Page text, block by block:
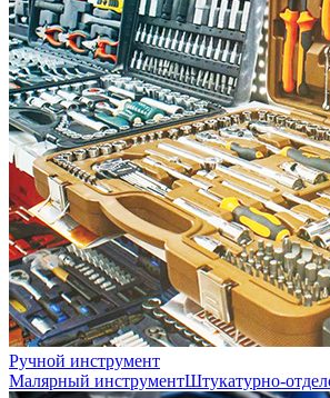
Ручной инструмент
Малярный инструментШтукатурно-